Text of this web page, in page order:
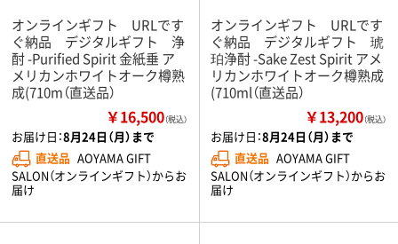
オンラインギフト URLです
ぐ納品 デジタルギフト 浄
酎 -Purified Spirit 金紙垂 ア
メリカンホワイトオーク樽熟
成(710m（直送品）
￥16,500（税込）
お届け日：8月24日（月）まで
直送品 AOYAMA GIFT
SALON（オンラインギフト）からお
届け
オンラインギフト URLです
ぐ納品 デジタルギフト 琥
珀浄酎 -Sake Zest Spirit アメ
リカンホワイトオーク樽熟成
(710ml（直送品）
￥13,200（税込）
お届け日：8月24日（月）まで
直送品 AOYAMA GIFT
SALON（オンラインギフト）からお
届け